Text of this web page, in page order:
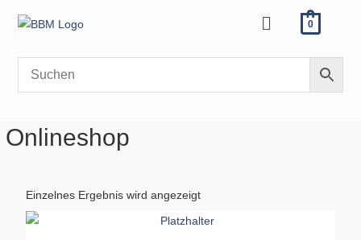
Inhalt
Menü 0
Onlineshop
Einzelnes Ergebnis wird angezeigt